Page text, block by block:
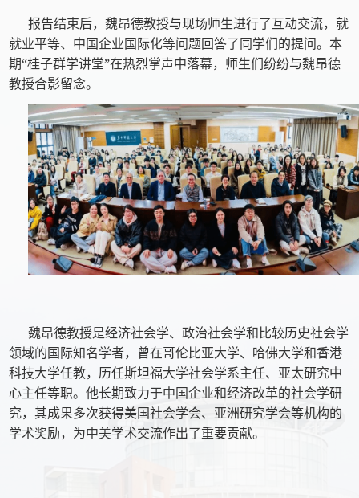
报告结束后，魏昂德教授与现场师生进行了互动交流，就
就业平等、中国企业国际化等问题回答了同学们的提问。本
期“桂子群学讲堂”在热烈掌声中落幕，师生们纷纷与魏昂德
教授合影留念。
魏昂德教授是经济社会学、政治社会学和比较历史社会学
领域的国际知名学者，曾在哥伦比亚大学、哈佛大学和香港
科技大学任教，历任斯坦福大学社会学系主任、亚太研究中
心主任等职。他长期致力于中国企业和经济改革的社会学研
究，其成果多次获得美国社会学会、亚洲研究学会等机构的
学术奖励，为中美学术交流作出了重要贡献。